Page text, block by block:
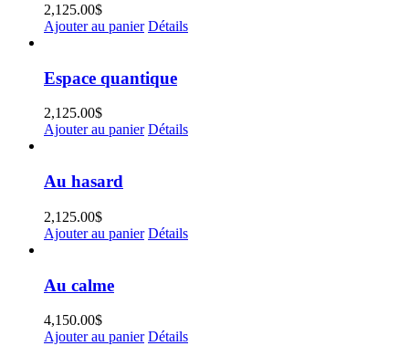
2,125.00$
Ajouter au panier Détails
Espace quantique
2,125.00$
Ajouter au panier Détails
Au hasard
2,125.00$
Ajouter au panier Détails
Au calme
4,150.00$
Ajouter au panier Détails